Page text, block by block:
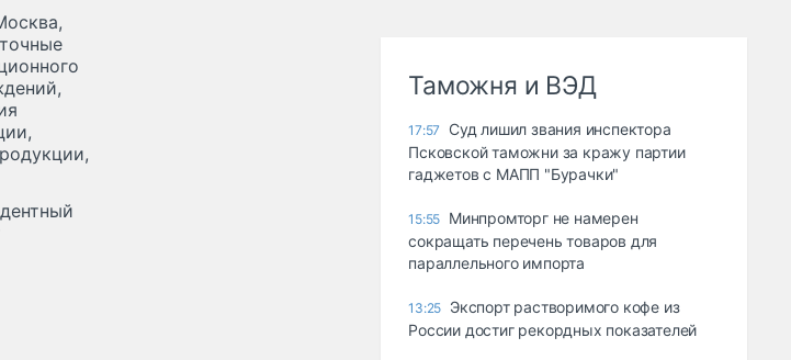
Таможня и ВЭД
17:57
Суд лишил звания инспектора
Псковской таможни за кражу партии
гаджетов с МАПП "Бурачки"
15:55 Минпромторг не намерен
сокращать перечень товаров для
параллельного импорта
13:25 Экспорт растворимого кофе из
России достиг рекордных показателей